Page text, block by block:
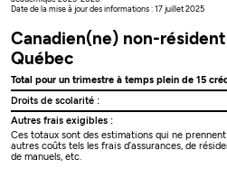
Date de la mise à jour des informations : 17 juillet 2025
Canadien(ne) non-
Québec
Total pour un trimestre à temps plein de 15
Droits de scolarité :
Autres frais exigibles :
Ces totaux sont des estimations qui ne
autres coûts tels les frais d’assurances, de
de manuels, etc.